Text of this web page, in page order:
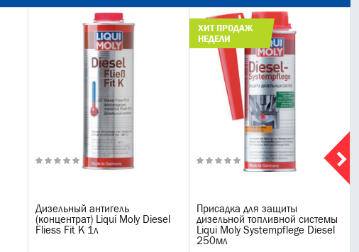
Дизельный антигель
(концентрат) Liqui Moly Diesel
Fliess Fit K 1л
ХИТ ПРОДАЖ
НЕДЕЛИ
Присадка для защиты
дизельной топливной системы
Liqui Moly Systempflege Diesel
250мл